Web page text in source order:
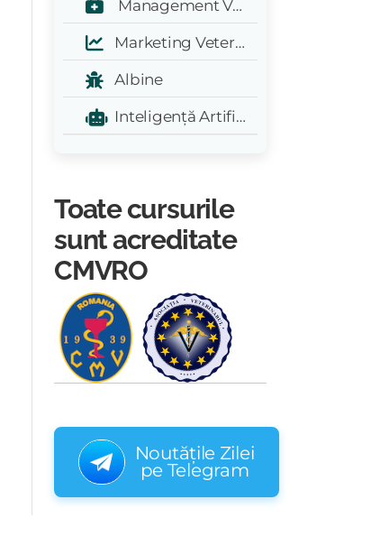
Management Veterinar
Marketing Veterinar
Albine
Inteligență Artificială - A.I.
Toate cursurile
sunt acreditate
CMVRO
Noutățile Zilei
pe Telegram